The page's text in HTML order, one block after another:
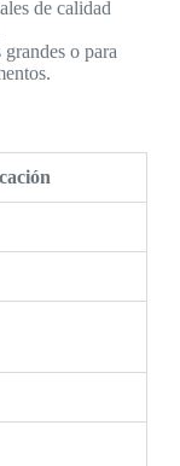
de calidad
o para